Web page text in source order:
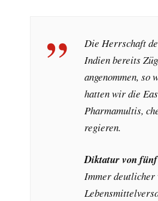
Die Herrschaft
Indien bereits
angenommen, so
hatten wir die
Pharmamultis,
regieren.
Diktatur von
Immer deutlicher